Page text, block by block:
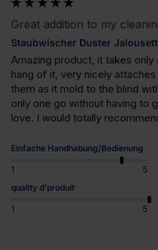
Great addition to my
Staubwischer Duster
Amazing product, it takes
hang of it, very nicely
them as it mold to the blind
only one go without having to
love. I would totally
Einfache Handhabung/Bedienung
1 5
quality d'produit
1 5